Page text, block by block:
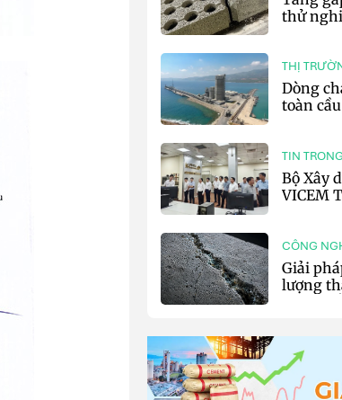
thử
THỊ
Dòng
toàn
TIN
Bộ Xây
VICEM
CÔNG
Giải
lượng